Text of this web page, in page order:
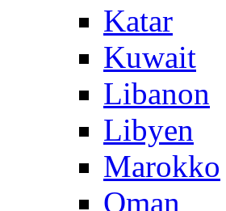
Katar
Kuwait
Libanon
Libyen
Marokko
Oman